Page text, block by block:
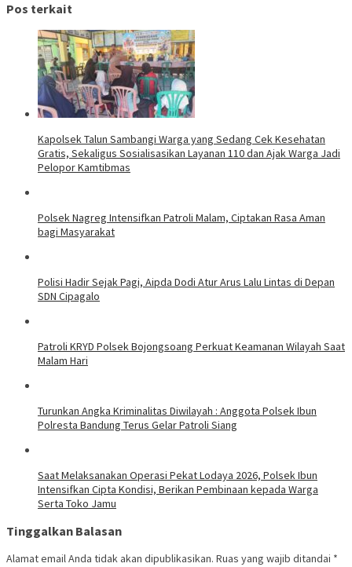
Pos terkait
Kapolsek Talun Sambangi Warga yang Sedang Cek Kesehatan
Gratis, Sekaligus Sosialisasikan Layanan 110 dan Ajak Warga Jadi
Pelopor Kamtibmas
Polsek Nagreg Intensifkan Patroli Malam, Ciptakan Rasa Aman
bagi Masyarakat
Polisi Hadir Sejak Pagi, Aipda Dodi Atur Arus Lalu Lintas di Depan
SDN Cipagalo
Patroli KRYD Polsek Bojongsoang Perkuat Keamanan Wilayah Saat
Malam Hari
Turunkan Angka Kriminalitas Diwilayah : Anggota Polsek Ibun
Polresta Bandung Terus Gelar Patroli Siang
Saat Melaksanakan Operasi Pekat Lodaya 2026, Polsek Ibun
Intensifkan Cipta Kondisi, Berikan Pembinaan kepada Warga
Serta Toko Jamu
Tinggalkan Balasan
Alamat email Anda tidak akan dipublikasikan. Ruas yang wajib ditandai *